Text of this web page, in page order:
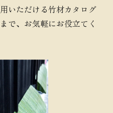
いただける竹材カタログ
で、お気軽にお役立てく